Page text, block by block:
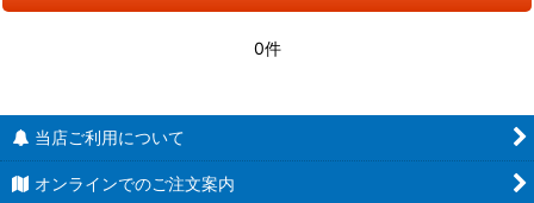
0件
当店ご利用について
オンラインでのご注文案内